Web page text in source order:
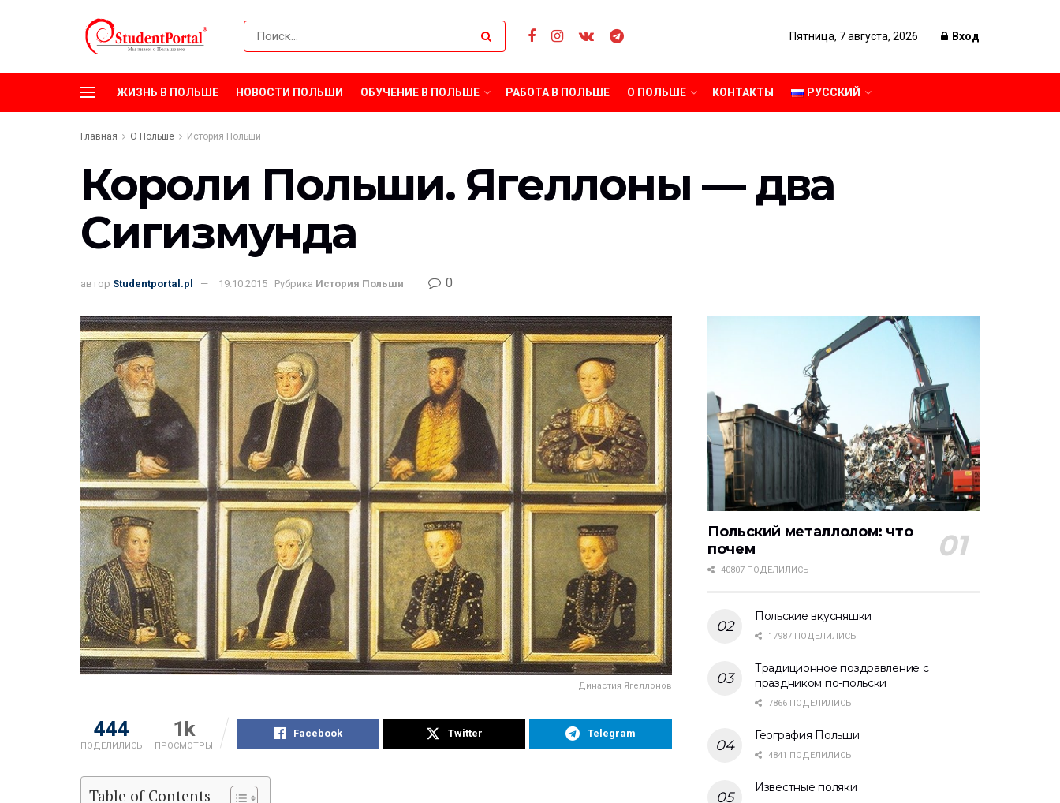
Пятница, 7 августа, 2026 Вход
ЖИЗНЬ В ПОЛЬШЕ НОВОСТИ ПОЛЬШИ ОБУЧЕНИЕ В ПОЛЬШЕ РАБОТА В ПОЛЬШЕ О ПОЛЬШЕ КОНТАКТЫ РУССКИЙ
Главная О Польше История Польши
Короли Польши. Ягеллоны — два
Сигизмунда
автор Studentportal.pl 19.10.2015 Рубрика История Польши 0
Династия Ягеллонов
444
ПОДЕЛИЛИСЬ
1k
ПРОСМОТРЫ
Facebook Twitter Telegram
Table of Contents
Польский металлолом: что
почем
40807 ПОДЕЛИЛИСЬ
Польские вкусняшки
17987 ПОДЕЛИЛИСЬ
Традиционное поздравление с
праздником по-польски
7866 ПОДЕЛИЛИСЬ
География Польши
4841 ПОДЕЛИЛИСЬ
Известные поляки